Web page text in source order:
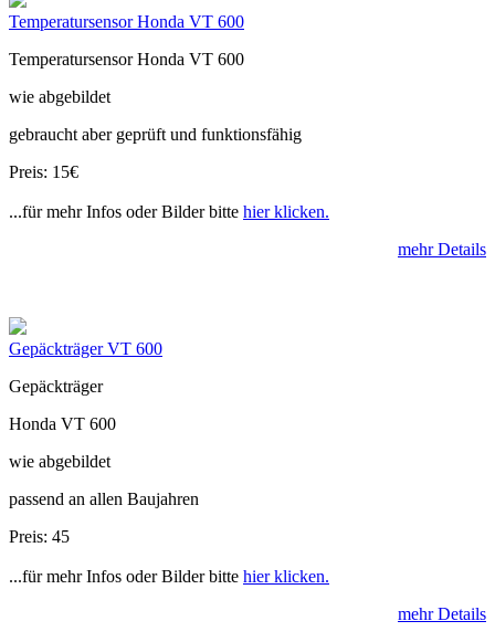
Temperatursensor Honda VT 600
Temperatursensor Honda VT 600
wie abgebildet
gebraucht aber geprüft und funktionsfähig
Preis: 15€
...für mehr Infos oder Bilder bitte hier klicken.
mehr Details
Gepäckträger VT 600
Gepäckträger
Honda VT 600
wie abgebildet
passend an allen Baujahren
Preis: 45
...für mehr Infos oder Bilder bitte hier klicken.
mehr Details